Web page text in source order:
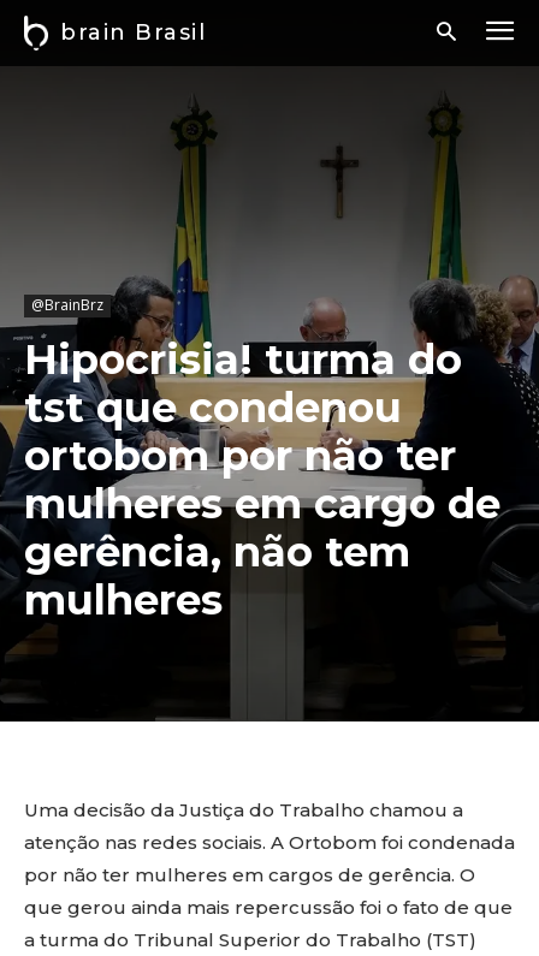
brain Brasil
@BrainBrz
Hipocrisia! turma do
tst que condenou
ortobom por não ter
mulheres em cargo de
gerência, não tem
mulheres
Uma decisão da Justiça do Trabalho chamou a
atenção nas redes sociais. A Ortobom foi condenada
por não ter mulheres em cargos de gerência. O
que gerou ainda mais repercussão foi o fato de que
a turma do Tribunal Superior do Trabalho (TST)